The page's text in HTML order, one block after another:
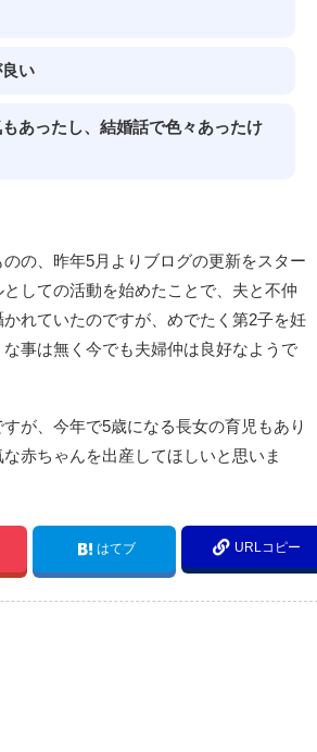
い
あったし、結婚話で色々あったけ
の、昨年5月よりブログの更新をスター
しての活動を始めたことで、夫と不仲
れていたのですが、めでたく第2子を妊
事は無く今でも夫婦仲は良好なようで
が、今年で5歳になる長女の育児もあり
赤ちゃんを出産してほしいと思いま
はてブ URLコピー